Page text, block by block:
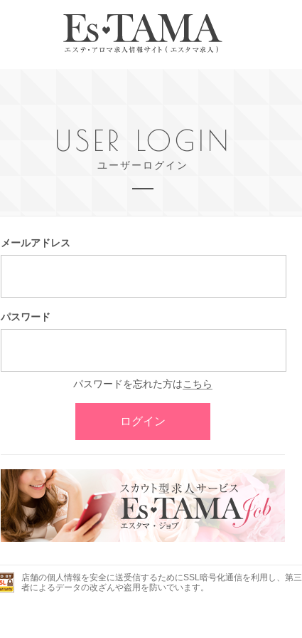
USER LOGIN
ユーザーログイン
メールアドレス
パスワード
パスワードを忘れた方はこちら
ログイン
店舗の個人情報を安全に送受信するためにSSL暗号化通信を利用し、第三
者によるデータの改ざんや盗用を防いでいます。